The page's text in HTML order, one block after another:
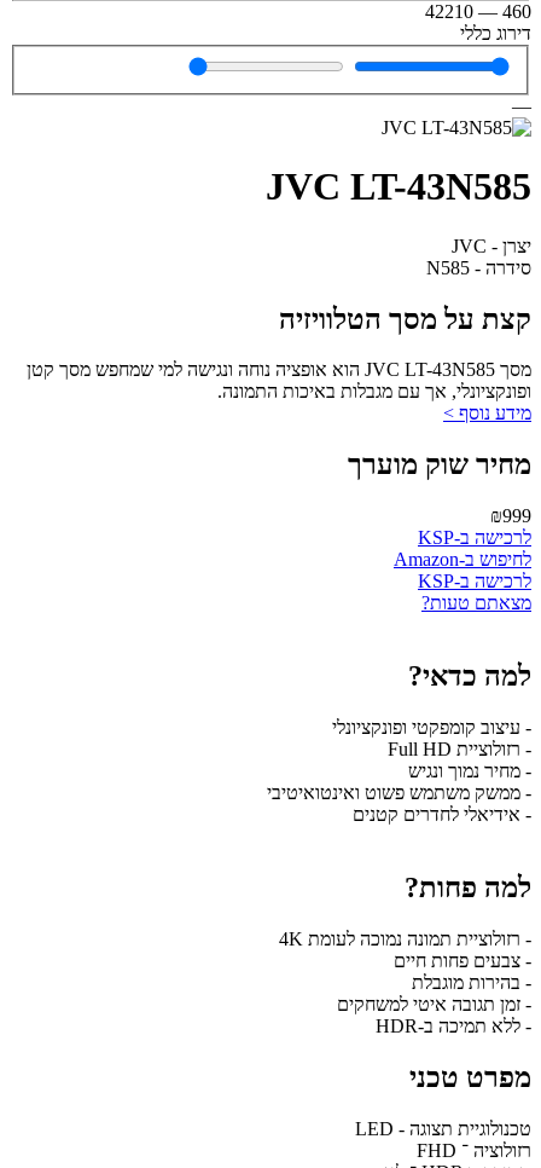
460
—
42210
דירוג כללי
—
JVC LT-43N585
יצרן - JVC
סידרה - N585
קצת על מסך הטלוויזיה
מסך JVC LT-43N585 הוא אופציה נוחה ונגישה למי שמחפש מסך קטן
ופונקציונלי, אך עם מגבלות באיכות התמונה.
מידע נוסף >
מחיר שוק מוערך
₪999
לרכישה ב-KSP
לחיפוש ב-Amazon
לרכישה ב-KSP
מצאתם טעות?
למה כדאי?
- עיצוב קומפקטי ופונקציונלי
- רזולוציית Full HD
- מחיר נמוך ונגיש
- ממשק משתמש פשוט ואינטואיטיבי
- אידיאלי לחדרים קטנים
למה פחות?
- רזולוציית תמונה נמוכה לעומת 4K
- צבעים פחות חיים
- בהירות מוגבלת
- זמן תגובה איטי למשחקים
- ללא תמיכה ב-HDR
מפרט טכני
טכנולוגיית תצוגה - LED
רזולוציה ־ FHD